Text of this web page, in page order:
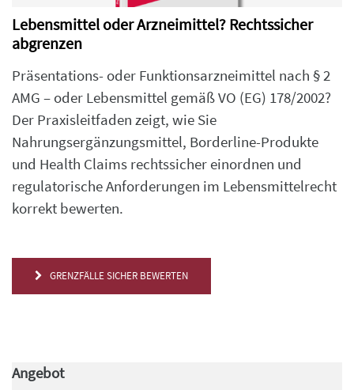
Lebensmittel oder Arzneimittel? Rechtssicher
abgrenzen
Präsentations- oder Funktionsarzneimittel nach § 2
AMG – oder Lebensmittel gemäß VO (EG) 178/2002?
Der Praxisleitfaden zeigt, wie Sie
Nahrungsergänzungsmittel, Borderline-Produkte
und Health Claims rechtssicher einordnen und
regulatorische Anforderungen im Lebensmittelrecht
korrekt bewerten.
GRENZFÄLLE SICHER BEWERTEN
Angebot